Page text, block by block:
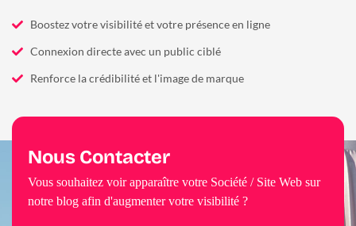
Boostez votre visibilité et votre présence en ligne
Connexion directe avec un public ciblé
Renforce la crédibilité et l'image de marque
Nous Contacter
Vous souhaitez voir apparaître votre Société / Site Web sur
notre blog afin d'augmenter votre visibilité ?